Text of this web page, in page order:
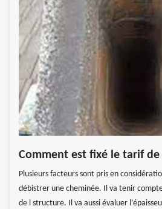
Comment est fixé le tarif de
Plusieurs facteurs sont pris en
débistrer une cheminée. Il va tenir
de l structure. Il va aussi évaluer